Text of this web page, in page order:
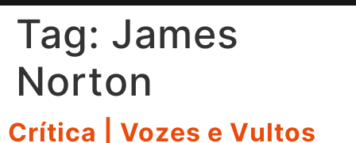
Tag: James
Norton
Crítica | Vozes e Vultos